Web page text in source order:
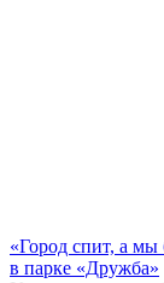
«Город спит, а
в парке «Дружба»